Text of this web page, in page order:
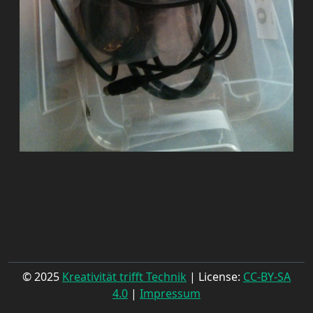
© 2025 Kreativität trifft Technik | License: CC-BY-SA
4.0 | Impressum